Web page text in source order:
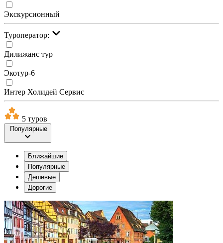
Экскурсионный
Туроператор:
Дилижанс тур
Экотур-6
Интер Холидей Сервис
5 туров
Популярные
Ближайшие
Популярные
Дешевые
Дорогие